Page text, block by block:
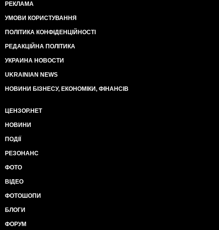
РЕКЛАМА
УМОВИ КОРИСТУВАННЯ
ПОЛІТИКА КОНФІДЕНЦІЙНОСТІ
РЕДАКЦІЙНА ПОЛІТИКА
УКРАИНА НОВОСТИ
UKRAINIAN NEWS
НОВИНИ БІЗНЕСУ, ЕКОНОМІКИ, ФІНАНСІВ
ЦЕНЗОР.НЕТ
НОВИНИ
ПОДІЇ
РЕЗОНАНС
ФОТО
ВІДЕО
ФОТОШОПИ
БЛОГИ
ФОРУМ